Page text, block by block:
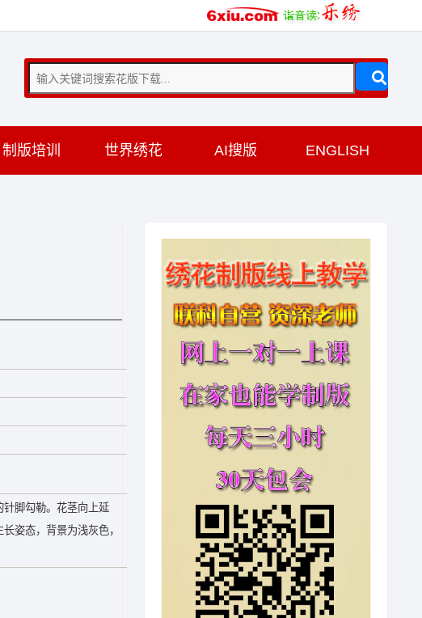
制版培训 世界绣花 AI搜版 ENGLISH
脚勾勒。花茎向上延
姿态，背景为浅灰色，